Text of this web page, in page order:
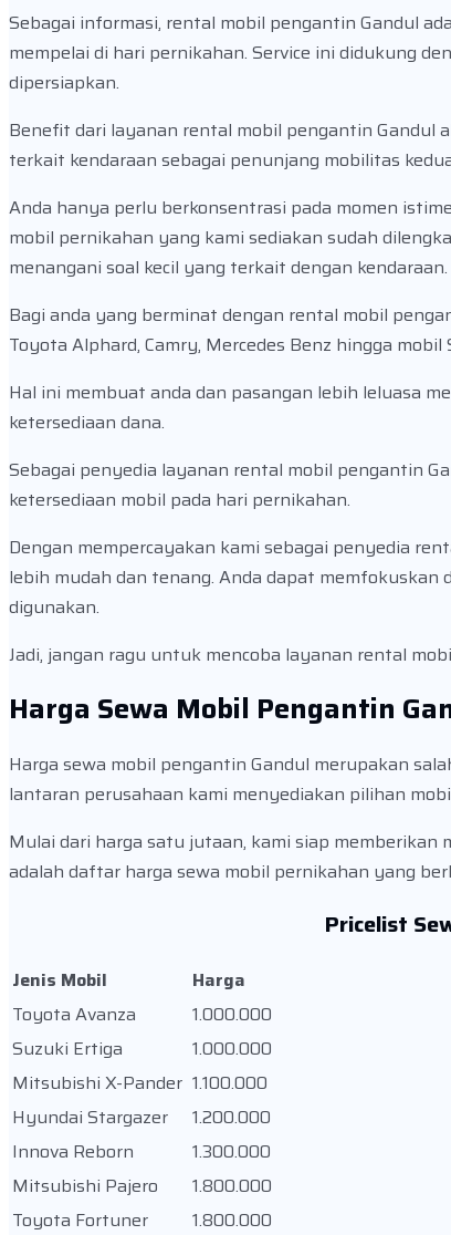
Sebagai informasi, rental mobil pengantin Gandul
mempelai di hari pernikahan. Service ini didukung
dipersiapkan.
Benefit dari layanan rental mobil pengantin Gandul
terkait kendaraan sebagai penunjang mobilitas
Anda hanya perlu berkonsentrasi pada momen
mobil pernikahan yang kami sediakan sudah
menangani soal kecil yang terkait dengan kendaraan.
Bagi anda yang berminat dengan rental mobil
Toyota Alphard, Camry, Mercedes Benz hingga
Hal ini membuat anda dan pasangan lebih leluasa
ketersediaan dana.
Sebagai penyedia layanan rental mobil pengantin
ketersediaan mobil pada hari pernikahan.
Dengan mempercayakan kami sebagai penyedia
lebih mudah dan tenang. Anda dapat
digunakan.
Jadi, jangan ragu untuk mencoba layanan rental
Harga Sewa Mobil Pengantin
Harga sewa mobil pengantin Gandul merupakan
lantaran perusahaan kami menyediakan pilihan
Mulai dari harga satu jutaan, kami siap
adalah daftar harga sewa mobil pernikahan yang
Pricelist
Jenis Mobil
Harga
Toyota Avanza
1.000.000
Suzuki Ertiga
1.000.000
Mitsubishi X-Pander 1.100.000
Hyundai Stargazer
1.200.000
Innova Reborn
1.300.000
Mitsubishi Pajero
1.800.000
Toyota Fortuner
1.800.000